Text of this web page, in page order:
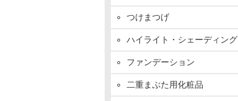
つけまつげ
ハイライト・シェーディング
ファンデーション
二重まぶた用化粧品